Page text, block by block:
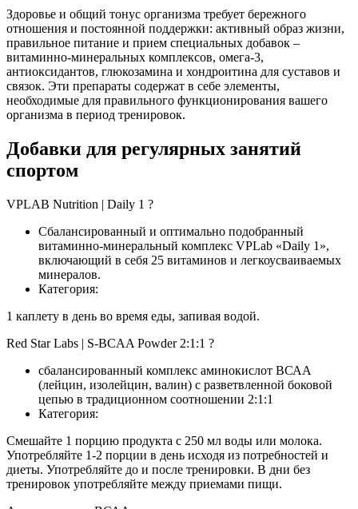
Здоровье и общий тонус организма требует бережного
отношения и постоянной поддержки: активный образ жизни,
правильное питание и прием специальных добавок –
витаминно-минеральных комплексов, омега-3,
антиоксидантов, глюкозамина и хондроитина для суставов и
связок. Эти препараты содержат в себе элементы,
необходимые для правильного функционирования вашего
организма в период тренировок.
Добавки для регулярных занятий
спортом
VPLAB Nutrition | Daily 1 ?
Сбалансированный и оптимально подобранный
витаминно-минеральный комплекс VPLab «Daily 1»,
включающий в себя 25 витаминов и легкоусваиваемых
минералов.
Категория:
1 каплету в день во время еды, запивая водой.
Red Star Labs | S-BCAA Powder 2:1:1 ?
сбалансированный комплекс аминокислот ВСАА
(лейцин, изолейцин, валин) с разветвленной боковой
цепью в традиционном соотношении 2:1:1
Категория:
Смешайте 1 порцию продукта с 250 мл воды или молока.
Употребляйте 1-2 порции в день исходя из потребностей и
диеты. Употребляйте до и после тренировки. В дни без
тренировок употребляйте между приемами пищи.